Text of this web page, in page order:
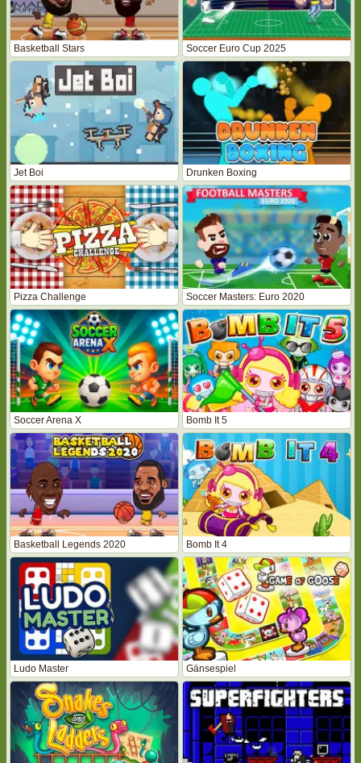
Basketball Stars Soccer Euro Cup 2025
Jet Boi Drunken Boxing
Pizza Challenge Soccer Masters: Euro 2020
Soccer Arena X Bomb It 5
Basketball Legends 2020 Bomb It 4
Ludo Master Gänsespiel